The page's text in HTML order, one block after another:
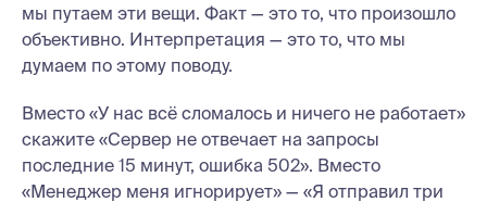
мы путаем эти вещи. Факт — это то, что произошло
объективно. Интерпретация — это то, что мы
думаем по этому поводу.
Вместо «У нас всё сломалось и ничего не работает»
скажите «Сервер не отвечает на запросы
последние 15 минут, ошибка 502». Вместо
«Менеджер меня игнорирует» — «Я отправил три